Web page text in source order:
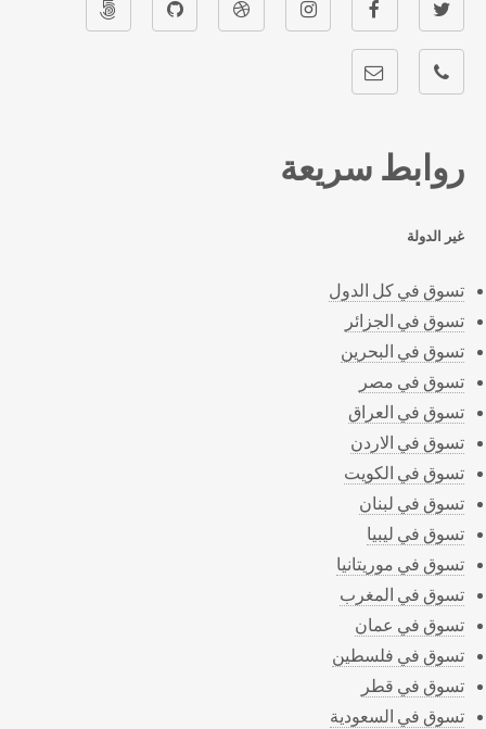
روابط سريعة
غير الدولة
تسوق في كل الدول
تسوق في الجزائر
تسوق في البحرين
تسوق في مصر
تسوق في العراق
تسوق في الاردن
تسوق في الكويت
تسوق في لبنان
تسوق في ليبيا
تسوق في موريتانيا
تسوق في المغرب
تسوق في عمان
تسوق في فلسطين
تسوق في قطر
تسوق في السعودية